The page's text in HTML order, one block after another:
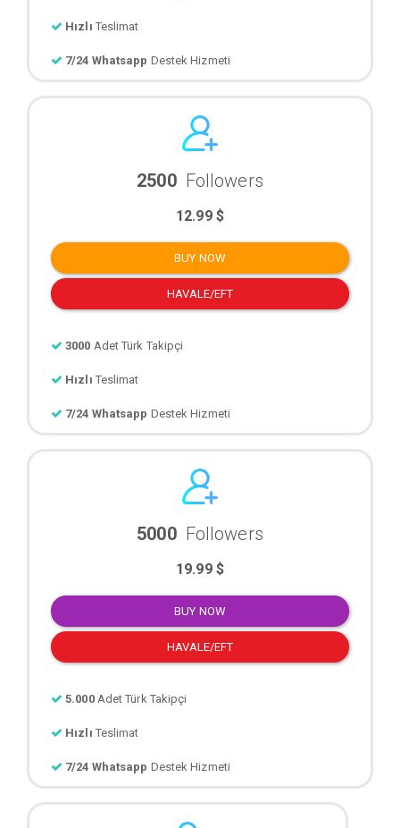
Hızlı Teslimat
7/24 Whatsapp Destek Hizmeti
2500 Followers
12.99 $
BUY NOW
HAVALE/EFT
3000 Adet Türk Takipçi
Hızlı Teslimat
7/24 Whatsapp Destek Hizmeti
5000 Followers
19.99 $
BUY NOW
HAVALE/EFT
5.000 Adet Türk Takipçi
Hızlı Teslimat
7/24 Whatsapp Destek Hizmeti